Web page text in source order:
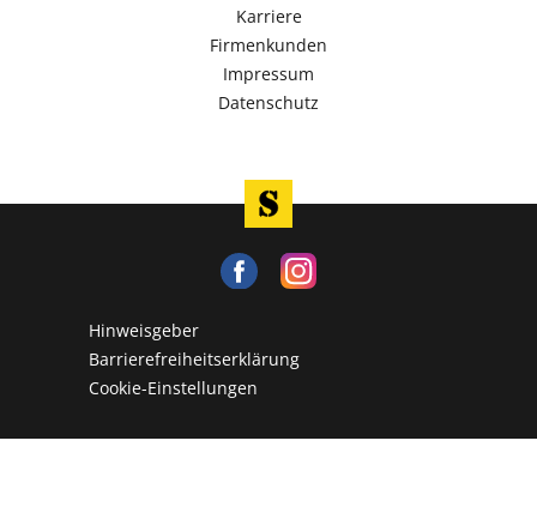
Karriere
Firmenkunden
Impressum
Datenschutz
Hinweisgeber
Barrierefreiheitserklärung
Cookie-Einstellungen